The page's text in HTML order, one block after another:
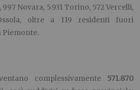
Novara, 5.931 Torino, 572 Vercelli,
oltre a 119 residenti fuori
Piemonte.
complessivamente 571.870